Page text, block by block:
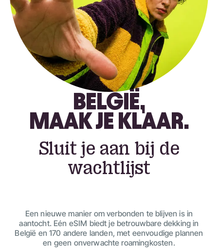
BELGIË,
MAAK JE KLAAR.
Sluit je aan bij de
wachtlijst
Een nieuwe manier om verbonden te blijven is in
aantocht. Eén eSIM biedt je betrouwbare dekking in
België en 170 andere landen, met eenvoudige plannen
en geen onverwachte roamingkosten.